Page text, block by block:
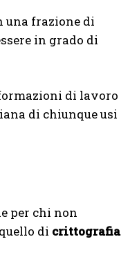
una frazione di
in grado di
di lavoro
di chiunque usi
per chi non
di crittografia